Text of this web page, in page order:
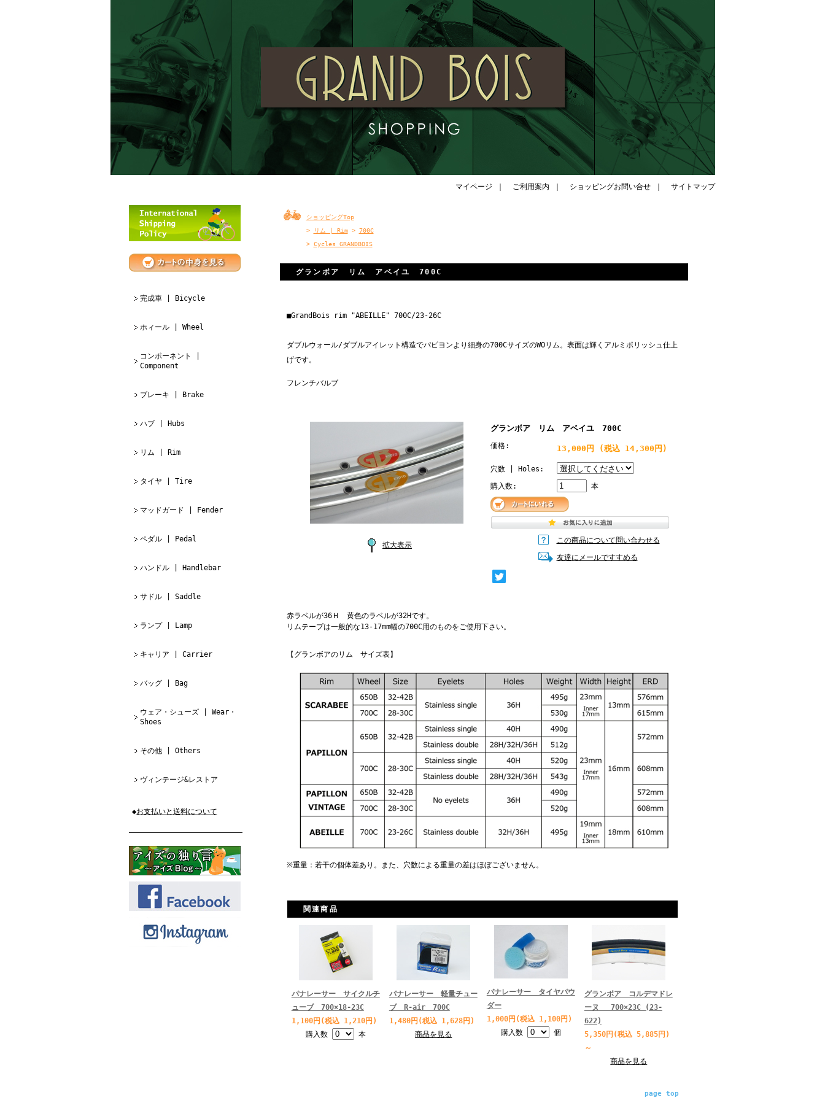
マイページ ご利用案内 ショッピングお問い合せ｜ サイトマップ
完成車 | Bicycle
ホィール | Wheel
コンポーネント |
Component
ブレーキ | Brake
ハブ | Hubs
リム | Rim
タイヤ | Tire
マッドガード | Fender
ペダル | Pedal
ハンドル | Handlebar
サドル | Saddle
ランプ | Lamp
キャリア | Carrier
バッグ | Bag
ウェア・シューズ | Wear・
Shoes
その他 | Others
ヴィンテージ&レストア
◆お支払いと送料について
ショッピングTop
>
リム | Rim> 700C
> Cycles GRANDBOIS
グランボア リム アベイユ 700C
■GrandBois rim "ABEILLE" 700C/23-26C
ダブルウォール/ダブルアイレット構造でパピヨンより細身の700CサイズのWOリム。表面は輝くアルミポリッシュ仕上
げです。
フレンチバルブ
拡大表示
グランボア リム アベイユ 700C
価格: 13,000円 (税込 14,300円)
穴数 | Holes:
購入数:
本
この商品について問い合わせる
友達にメールですすめる
赤ラベルが36Ｈ 黄色のラベルが32Hです。
リムテープは一般的な13-17mm幅の700C用のものをご使用下さい。
【グランボアのリム サイズ表】
※重量：若干の個体差あり。また、穴数による重量の差はほぼございません。
関連商品
パナレーサー サイクルチ
ューブ 700×18-23C
1,100円(税込 1,210円)
購入数
本
パナレーサー 軽量チュー
ブ R-air 700C
1,480円(税込 1,628円)
商品を見る
パナレーサー タイヤパウ
ダー
1,000円(税込 1,100円)
購入数
個
グランボア コルデマドレ
ーヌ 700×23C (23-
622)
5,350円(税込 5,885円)
～
商品を見る
page top